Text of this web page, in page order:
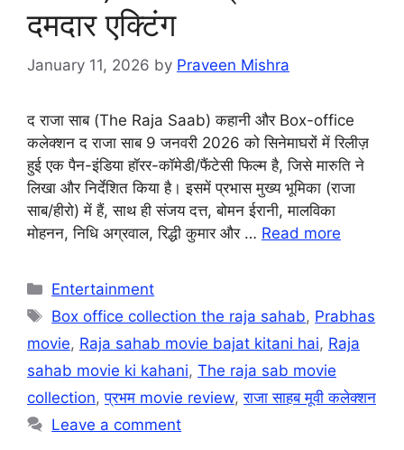
दमदार एक्टिंग
January 11, 2026 by Praveen Mishra
द राजा साब (The Raja Saab) कहानी और Box-office
कलेक्शन द राजा साब 9 जनवरी 2026 को सिनेमाघरों में रिलीज़
हुई एक पैन-इंडिया हॉरर-कॉमेडी/फैंटेसी फिल्म है, जिसे मारुति ने
लिखा और निर्देशित किया है। इसमें प्रभास मुख्य भूमिका (राजा
साब/हीरो) में हैं, साथ ही संजय दत्त, बोमन ईरानी, मालविका
मोहनन, निधि अग्रवाल, रिद्धी कुमार और … Read more
Categories
Entertainment
Tags
Box office collection the raja sahab, Prabhas
movie, Raja sahab movie bajat kitani hai, Raja
sahab movie ki kahani, The raja sab movie
collection,प्रभम movie review,राजा साहब मूवी कलेक्शन
Leave a comment